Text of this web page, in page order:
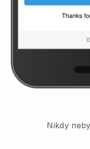
Nikdy